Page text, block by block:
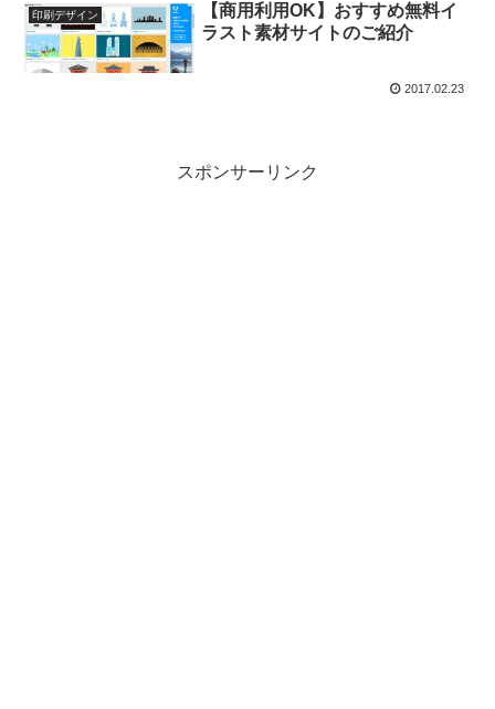
印刷デザイン
【商用利用OK】おすすめ無料イ
ラスト素材サイトのご紹介
2017.02.23
スポンサーリンク